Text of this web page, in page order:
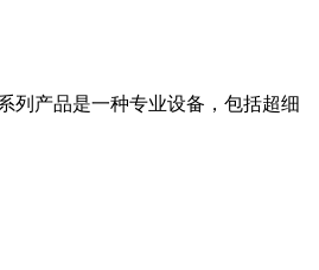
列产品是一种专业设备，包括超细